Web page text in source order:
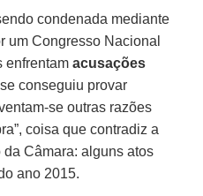
condenada mediante
um Congresso Nacional
enfrentamacusações
conseguiu provar
se outras razões
coisa que contradiz a
Câmara: alguns atos
ano 2015.